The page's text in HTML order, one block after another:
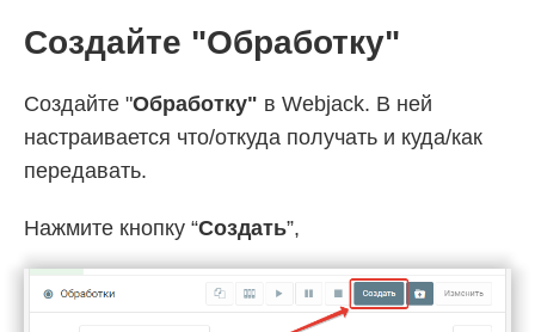
Создайте "Обработку"
Создайте "Обработку" в Webjack. В ней
настраивается что/откуда получать и куда/как
передавать.
Нажмите кнопку “Создать”,